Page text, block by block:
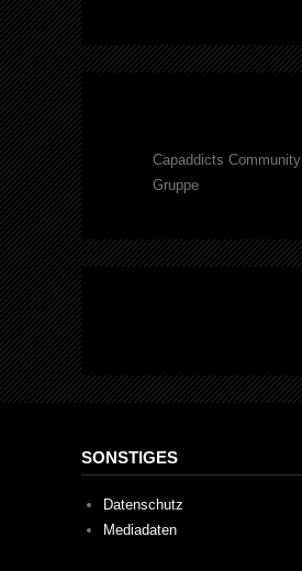
Capaddicts Community
Gruppe
SONSTIGES
Datenschutz
Mediadaten